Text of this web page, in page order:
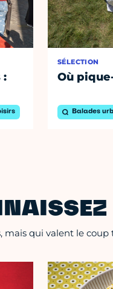
:
SÉLECTION
Où
Balades
mais qui valent le coup